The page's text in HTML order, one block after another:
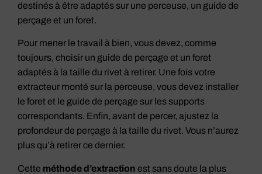
destinés à être adaptés sur une perceuse, un guide de
perçage et un foret.
Pour mener le travail à bien, vous devez, comme
toujours, choisir un guide de perçage et un foret
adaptés à la taille du rivet à retirer. Une fois votre
extracteur monté sur la perceuse, vous devez installer
le foret et le guide de perçage sur les supports
correspondants. Enfin, avant de percer, ajustez la
profondeur de perçage à la taille du rivet. Vous n’aurez
plus qu’à retirer ce dernier.
Cette méthode d’extraction est sans doute la plus